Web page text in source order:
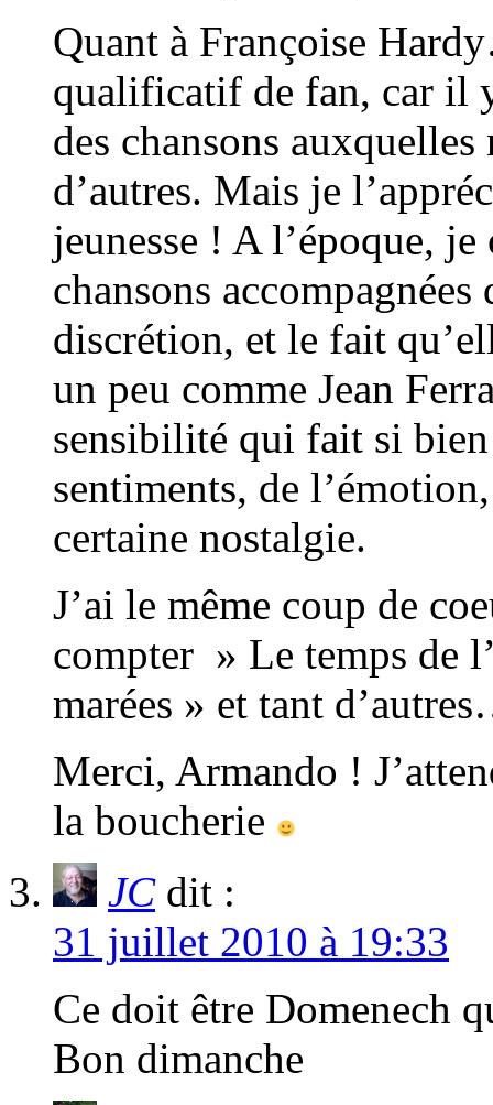
Quant à Françoise
qualificatif de fan, car il
des chansons
d’autres. Mais je
jeunesse ! A l’époque,
chansons accompagnées
discrétion, et le fait
un peu comme Jean
sensibilité qui fait si bien
sentiments, de
certaine nostalgie.
J’ai le même coup de
compter » Le temps de
marées » et tant
Merci, Armando !
la boucherie
JC dit :
31 juillet 2010 à 19:33
Ce doit être Domenech
Bon dimanche